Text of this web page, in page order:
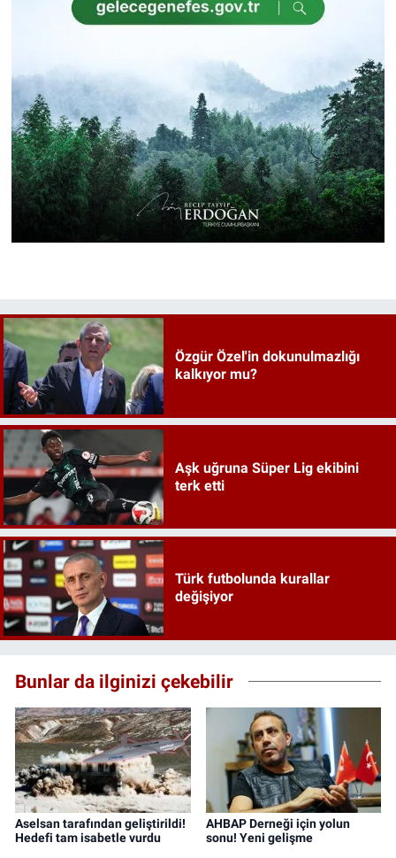
Özgür Özel'in dokunulmazlığı
kalkıyor mu?
Aşk uğruna Süper Lig ekibini
terk etti
Türk futbolunda kurallar
değişiyor
Bunlar da ilginizi çekebilir
Aselsan tarafından geliştirildi!
Hedefi tam isabetle vurdu
AHBAP Derneği için yolun
sonu! Yeni gelişme